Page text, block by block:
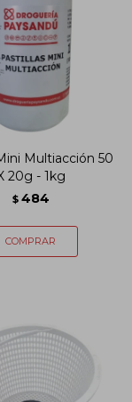
Multiacción 50
20g - 1kg
$ 484